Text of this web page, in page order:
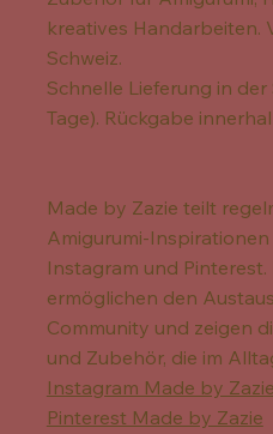
kreatives Handarbeiten.
Schweiz.
Schnelle Lieferung in der
Tage). Rückgabe
Made by Zazie teilt
Amigurumi-
Instagram und Pinterest.
ermöglichen den
Community und zeigen
und Zubehör, die im
Instagram Made by Zazie
Pinterest Made by Zazie